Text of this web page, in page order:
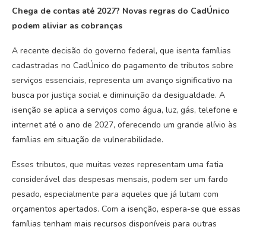
Chega de contas até 2027? Novas regras do CadÚnico
podem aliviar as cobranças
A recente decisão do governo federal, que isenta famílias
cadastradas no CadÚnico do pagamento de tributos sobre
serviços essenciais, representa um avanço significativo na
busca por justiça social e diminuição da desigualdade. A
isenção se aplica a serviços como água, luz, gás, telefone e
internet até o ano de 2027, oferecendo um grande alívio às
famílias em situação de vulnerabilidade.
Esses tributos, que muitas vezes representam uma fatia
considerável das despesas mensais, podem ser um fardo
pesado, especialmente para aqueles que já lutam com
orçamentos apertados. Com a isenção, espera-se que essas
famílias tenham mais recursos disponíveis para outras